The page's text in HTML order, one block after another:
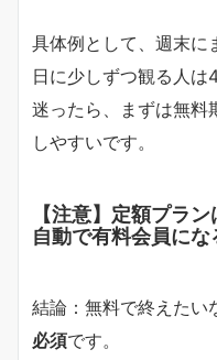
具体例として、週末に
日に少しずつ観る人は
迷ったら、まずは無料
しやすいです。
【注意】定額プラ
自動で有料会員にな
結論：無料で終えたい
必須です。